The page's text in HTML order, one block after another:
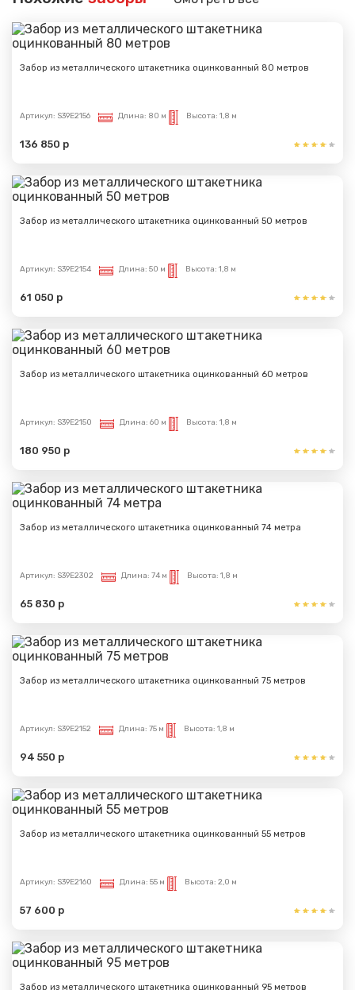
Забор из металлического штакетника оцинкованный 80 метров
Артикул: S39E2156 Длина: 80 м Высота: 1,8 м
136 850 р
Забор из металлического штакетника оцинкованный 50 метров
Артикул: S39E2154 Длина: 50 м Высота: 1,8 м
61 050 р
Забор из металлического штакетника оцинкованный 60 метров
Артикул: S39E2150 Длина: 60 м Высота: 1,8 м
180 950 р
Забор из металлического штакетника оцинкованный 74 метра
Артикул: S39E2302 Длина: 74 м Высота: 1,8 м
65 830 р
Забор из металлического штакетника оцинкованный 75 метров
Артикул: S39E2152 Длина: 75 м Высота: 1,8 м
94 550 р
Забор из металлического штакетника оцинкованный 55 метров
Артикул: S39E2160 Длина: 55 м Высота: 2,0 м
57 600 р
Забор из металлического штакетника оцинкованный 95 метров
Спасибо за обращение, наш специалист свяжется с
Вами.